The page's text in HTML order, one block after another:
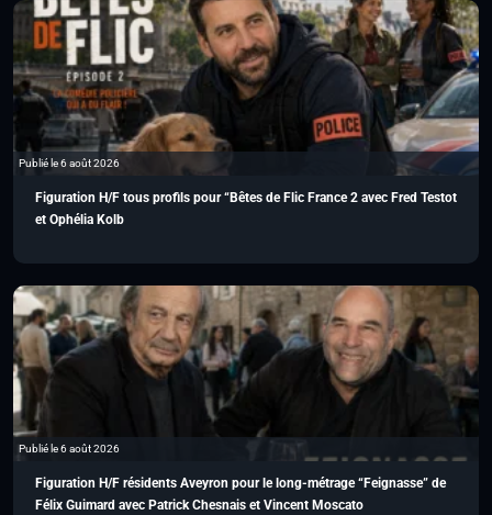
Publié le 6 août 2026
Figuration H/F tous profils pour “Bêtes de Flic France 2 avec Fred Testot
et Ophélia Kolb
Publié le 6 août 2026
Figuration H/F résidents Aveyron pour le long-métrage “Feignasse” de
Félix Guimard avec Patrick Chesnais et Vincent Moscato